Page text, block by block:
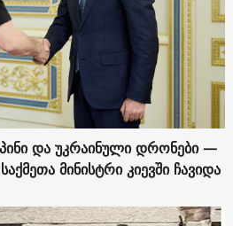
და უკრაინული დრონები —
მინისტრი კიევში ჩავიდა